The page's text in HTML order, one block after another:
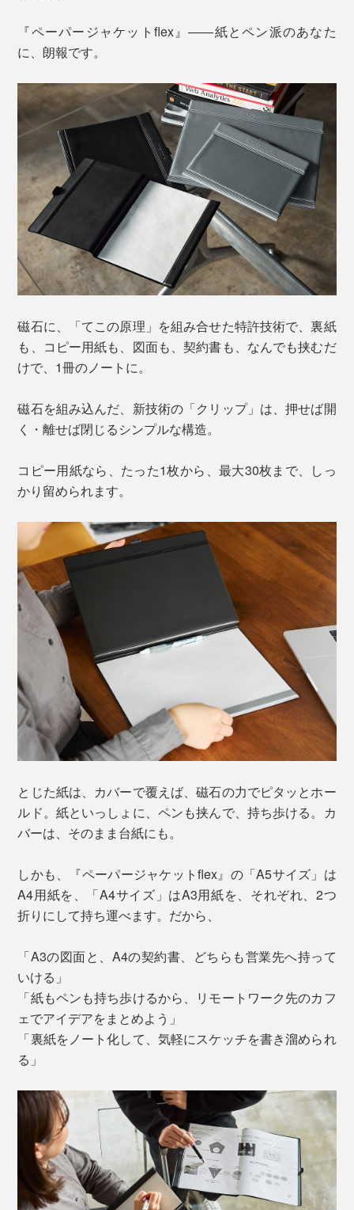
『ペーパージャケットflex』――紙とペン派のあなた
に、朗報です。
磁石に、「てこの原理」を組み合せた特許技術で、裏紙
も、コピー用紙も、図面も、契約書も、なんでも挟むだ
けで、1冊のノートに。
磁石を組み込んだ、新技術の「クリップ」は、押せば開
く・離せば閉じるシンプルな構造。
コピー用紙なら、たった1枚から、最大30枚まで、しっ
かり留められます。
とじた紙は、カバーで覆えば、磁石の力でピタッとホー
ルド。紙といっしょに、ペンも挟んで、持ち歩ける。カ
バーは、そのまま台紙にも。
しかも、『ペーパージャケットflex』の「A5サイズ」は
A4用紙を、「A4サイズ」はA3用紙を、それぞれ、2つ
折りにして持ち運べます。だから、
「A3の図面と、A4の契約書、どちらも営業先へ持って
いける」
「紙もペンも持ち歩けるから、リモートワーク先のカフ
ェでアイデアをまとめよう」
「裏紙をノート化して、気軽にスケッチを書き溜められ
る」